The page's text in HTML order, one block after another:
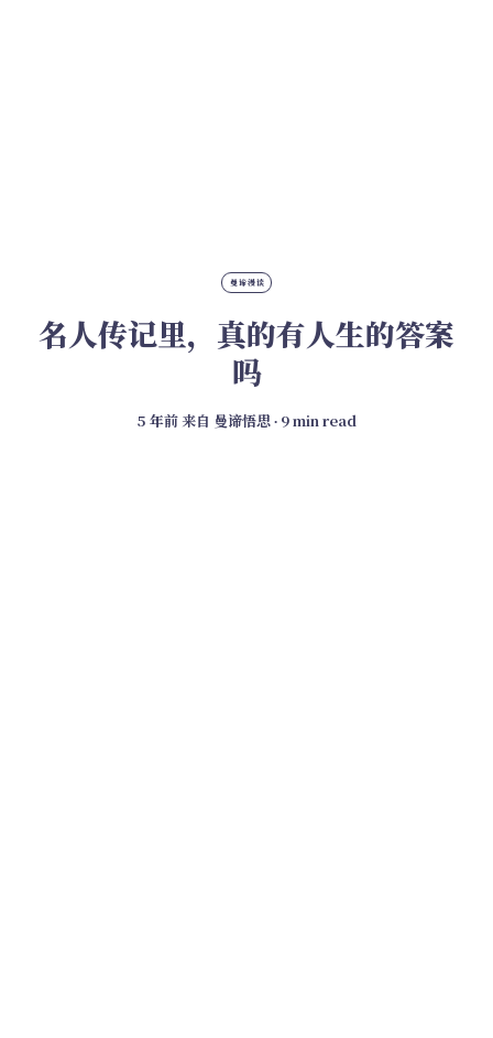
曼谛漫谈
名人传记里，真的有人生的答案
吗
5 年前来自 曼谛悟思∙ 9 min read